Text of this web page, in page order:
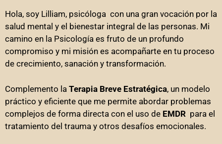
Hola, soy Lilliam, psicóloga con una gran vocación por la
salud mental y el bienestar integral de las personas. Mi
camino en la Psicología es fruto de un profundo
compromiso y mi misión es acompañarte en tu proceso
de crecimiento, sanación y transformación.
Complemento la Terapia Breve Estratégica, un modelo
práctico y eficiente que me permite abordar problemas
complejos de forma directa con el uso de EMDR para el
tratamiento del trauma y otros desafíos emocionales.